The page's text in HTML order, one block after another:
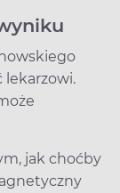
lekarzowi.
jak choćby